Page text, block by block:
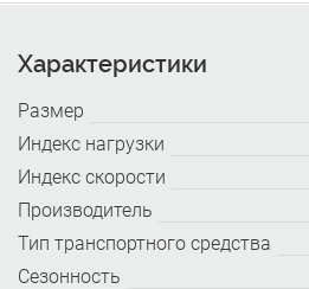
Характеристики
Размер
Индекс нагрузки
Индекс скорости
Производитель
Тип транспортного средства
Сезонность